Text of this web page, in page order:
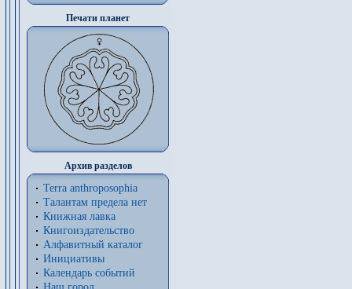
Печати планет
Архив разделов
Terra anthroposophia
Талантам предела нет
Книжная лавка
Книгоиздательство
Алфавитный каталог
Инициативы
Календарь событий